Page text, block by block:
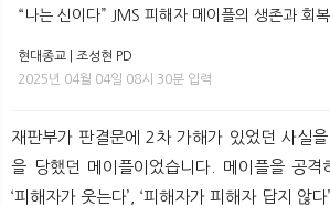
메“나는 신이다” JMS 피해자 메이플의 생존과 회복
현대종교 | 조성현 PD
2025년 04월 04일 08시 30분 입력
재판부가 판결문에 2차 가해가 있었던 사실
을 당했던 메이플이었습니다. 메이플을 공
‘피해자가 웃는다’, ‘피해자가 피해자 답지 않